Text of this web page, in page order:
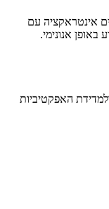
אינטראקציה עם
באופן אנונימי.
האפקטיביות